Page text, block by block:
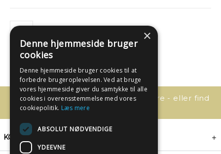
Har du spørgsmål, så kontakt os bare - eller find
svaret her:
KONTAKT
×
Denne hjemmeside bruger
cookies
Denne hjemmeside bruger cookies til at
forbedre brugeroplevelsen. Ved at bruge
vores hjemmeside giver du samtykke til alle
cookies i overensstemmelse med vores
cookiepolitik. Læs mere
ABSOLUT NØDVENDIGE
YDEEVNE